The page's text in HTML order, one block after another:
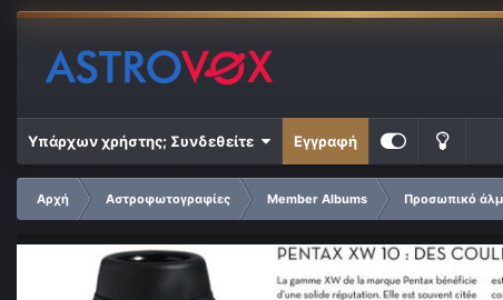
Υπάρχων χρήστης; Συνδεθείτε Εγγραφή
Αρχή Αστροφωτογραφίες Member Albums Προσωπικό